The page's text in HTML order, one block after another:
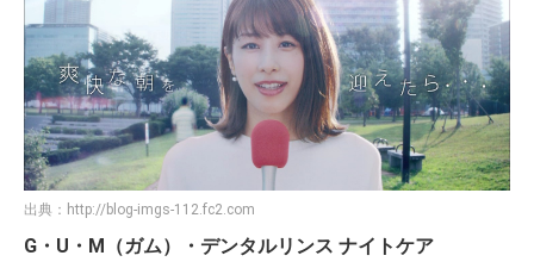
出典： http://blog-imgs-112.fc2.com
G・U・M（ガム）・デンタルリンス ナイトケア